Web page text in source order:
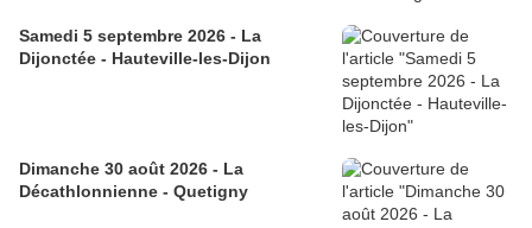
Samedi 5 septembre 2026 - La
Dijonctée - Hauteville-les-Dijon
Dimanche 30 août 2026 - La
Décathlonnienne - Quetigny